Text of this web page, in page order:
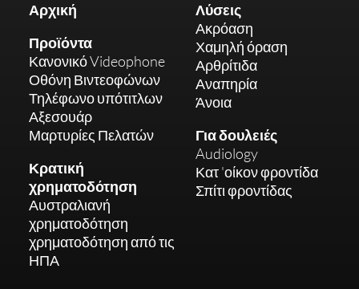
Αρχική
Προϊόντα
Κανονικό Videophone
Οθόνη Βιντεοφώνων
Τηλέφωνο υπότιτλων
Αξεσουάρ
Μαρτυρίες Πελατών
Κρατική
χρηματοδότηση
Αυστραλιανή
χρηματοδότηση
χρηματοδότηση από τις
ΗΠΑ
Λύσεις
Ακρόαση
Χαμηλή όραση
Αρθρίτιδα
Αναπηρία
Άνοια
Για δουλειές
Audiology
Κατ 'οίκον φροντίδα
Σπίτι φροντίδας